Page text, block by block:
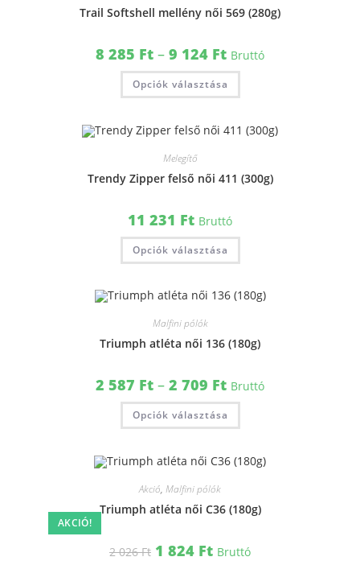
Trail Softshell mellény női 569 (280g)
8 285 Ft – 9 124 Ft Bruttó
Opciók választása
Melegítő
Trendy Zipper felső női 411 (300g)
11 231 Ft Bruttó
Opciók választása
Malfini pólók
Triumph atléta női 136 (180g)
2 587 Ft – 2 709 Ft Bruttó
Opciók választása
AKCIÓ!
Akció, Malfini pólók
Triumph atléta női C36 (180g)
2 026Ft 1 824 Ft Bruttó